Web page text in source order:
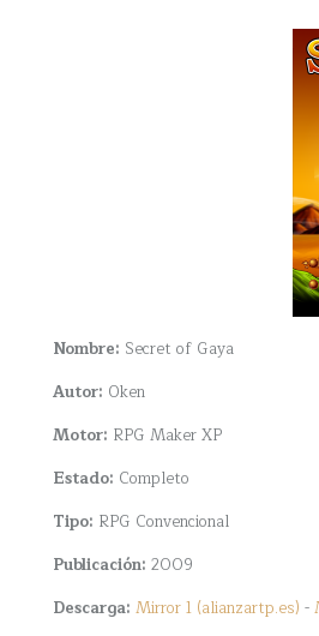
Nombre: Secret of Gaya
Autor: Oken
Motor: RPG Maker XP
Estado: Completo
Tipo: RPG Convencional
Publicación: 2009
Descarga: Mirror 1 (alianzartp.es) -